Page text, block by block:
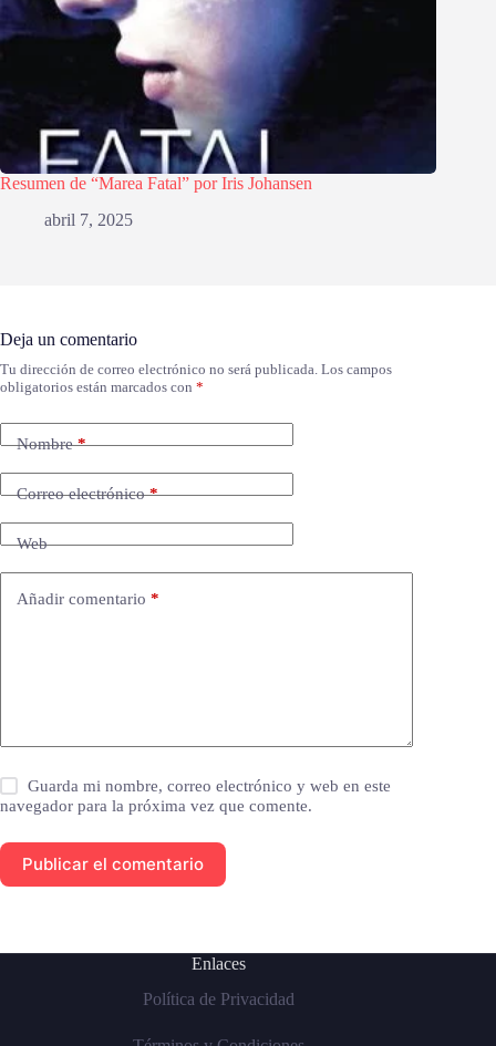
Resumen de “Marea Fatal” por Iris Johansen
abril 7, 2025
Deja un comentario
Tu dirección de correo electrónico no será publicada. Los campos
obligatorios están marcados con *
Nombre*
Correo electrónico*
Web
Añadir comentario *
Guarda mi nombre, correo electrónico y web en este
navegador para la próxima vez que comente.
Publicar el comentario
Enlaces
Política de Privacidad